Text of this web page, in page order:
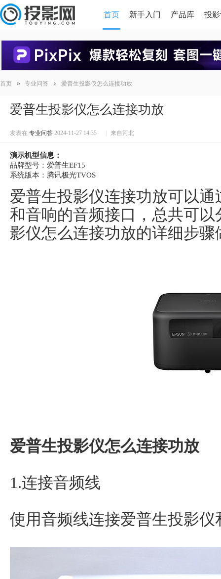
首页 新手入门 产品库 投
首页 » 专业问答 › 爱普生投影仪怎么连接功放
爱普生投影仪怎么连接功放
发表在 专业问答 2024-11-27 14:35 来自河北
演示机型信息：
品牌型号：爱普生EF15
系统版本：腾讯极光TVOS
爱普生投影仪连接功放可以
和音响的音频接口，总共可
影仪怎么连接功放的详细步骤
爱普生投影仪怎么连接功放
1.连接音频线
使用音频线连接爱普生投影